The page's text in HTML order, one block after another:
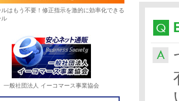
はもう不要！修正指示を激的に効率化できる
ル
一般社団法人 イーコマース事業協会